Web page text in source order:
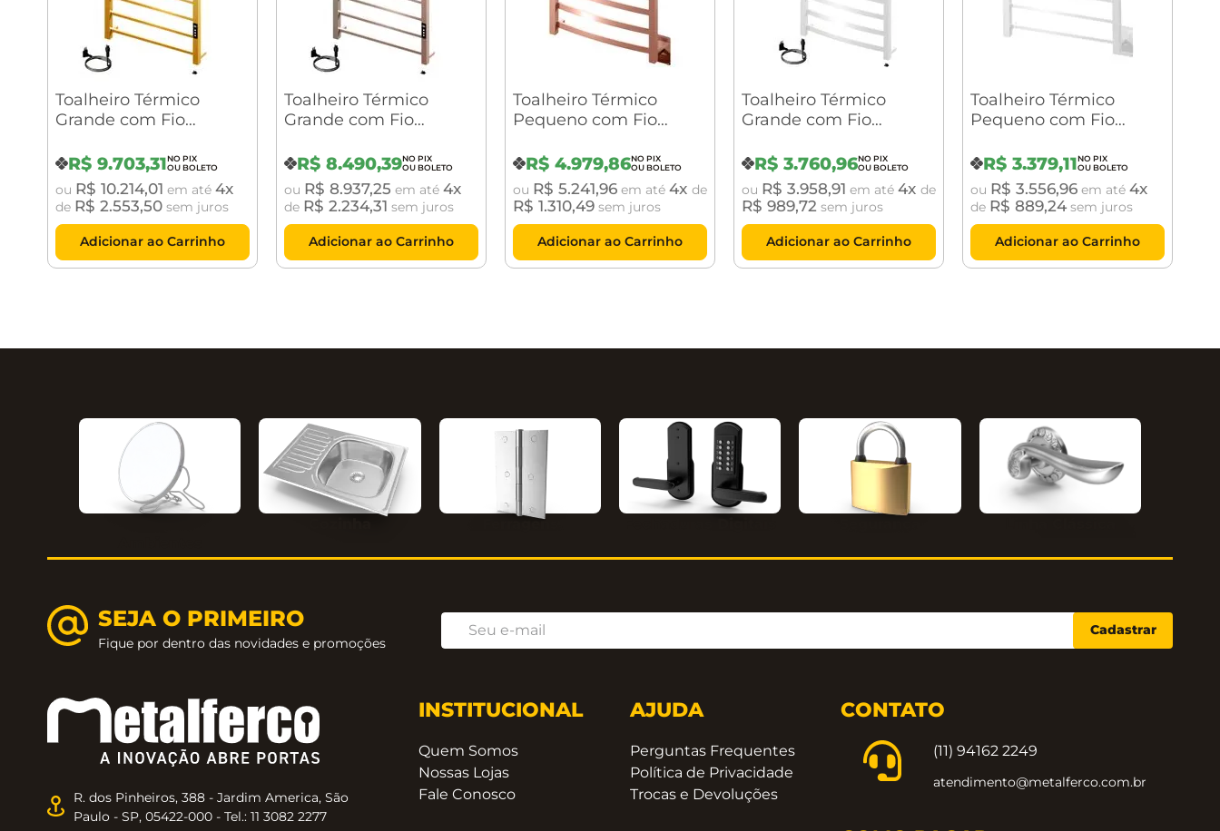
Toalheiro Térmico
Grande com Fio
Premium Digital Ouro
Escovado Crismoe
R$ 9.703,31
ou R$ 10.214,01 em até 4
de R$ 2.553,50 sem juros
Adicionar ao Carrinho
Toalheiro Térmico
Grande com Fio
Premium Digital
Níquel Escovado
Crismoe
R$ 8.490,39
ou R$ 8.937,25 em até 4
de R$ 2.234,31 sem juros
Adicionar ao Carrinho
Toalheiro Térmico
Pequeno com Fio
Premium Cobre Polido
Crismoe
R$ 4.979,86
ou R$ 5.241,96 em até 4 de
R$ 1.310,49 sem juros
Adicionar ao Carrinho
Toalheiro Térmico
Grande com Fio
Premium Branco
Brilhante Crismoe
R$ 3.760,96
ou R$ 3.958,91 em até 4 de
R$ 989,72 sem juros
Adicionar ao Carrinho
Toalheiro Térmico
Pequeno com Fio
Premium Branco
Brilhante Crismoe
R$ 3.379,11
ou R$ 3.556,96 em até 4
de R$ 889,24sem juros
Adicionar ao Carrinho
Ferragens
SEJA O PRIMEIRO
Fique por dentro das novidades e promoções
Cadastrar
R. dos Pinheiros, 388 - Jardim America, São
Paulo - SP, 05422-000 - Tel.: 11 3082 2277
INSTITUCIONAL
Quem Somos
Nossas Lojas
Fale Conosco
AJUDA
Perguntas Frequentes
Política de Privacidade
Trocas e Devoluções
CONTATO
(11) 94162 2249
atendimento@metalferco.com.br